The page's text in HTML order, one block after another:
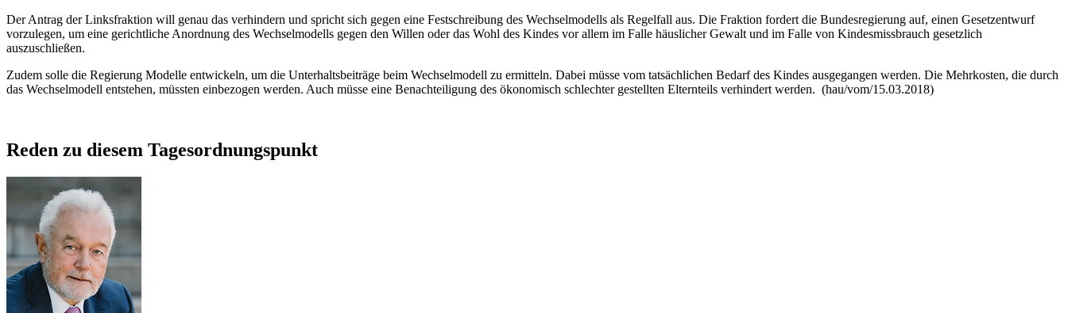
Der Antrag der Linksfraktion will genau das verhindern und spricht sich gegen eine Festschreibung des Wechselmodells als Regelfall aus. Die Fraktion fordert die Bundesregierung auf, einen Gesetzentwurf
vorzulegen, um eine gerichtliche Anordnung des Wechselmodells gegen den Willen oder das Wohl des Kindes vor allem im Falle häuslicher Gewalt und im Falle von Kindesmissbrauch gesetzlich
auszuschließen.
Zudem solle die Regierung Modelle entwickeln, um die Unterhaltsbeiträge beim Wechselmodell zu ermitteln. Dabei müsse vom tatsächlichen Bedarf des Kindes ausgegangen werden. Die Mehrkosten, die durch
das Wechselmodell entstehen, müssten einbezogen werden. Auch müsse eine Benachteiligung des ökonomisch schlechter gestellten Elternteils verhindert werden. (hau/vom/15.03.2018)
Reden zu diesem Tagesordnungspunkt